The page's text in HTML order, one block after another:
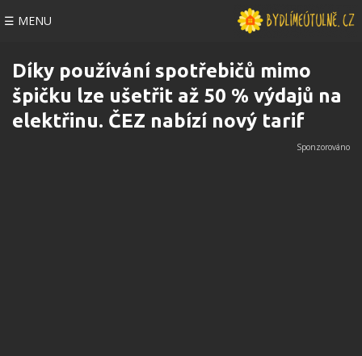
☰ MENU
Díky používání spotřebičů mimo
špičku lze ušetřit až 50 % výdajů na
elektřinu. ČEZ nabízí nový tarif